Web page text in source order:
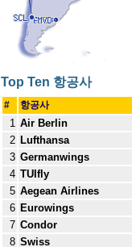
Top Ten 항공사
# 항공사
1 Air Berlin
2 Lufthansa
3 Germanwings
4 TUIfly
5 Aegean Airlines
6 Eurowings
7 Condor
8 Swiss